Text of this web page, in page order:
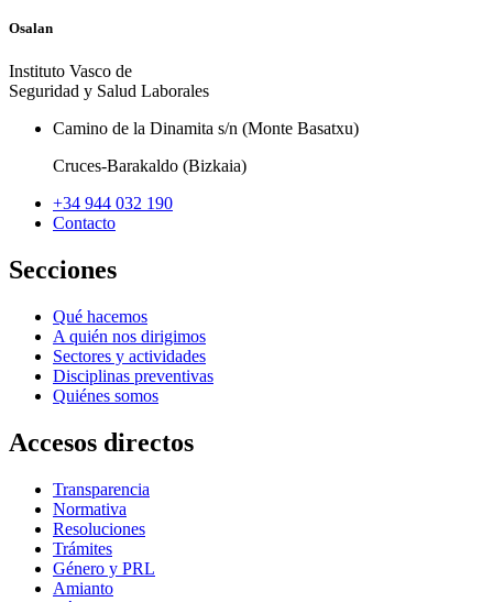
Osalan
Instituto Vasco de
Seguridad y Salud Laborales
Camino de la Dinamita s/n (Monte Basatxu)
Cruces-Barakaldo (Bizkaia)
+34 944 032 190
Contacto
Secciones
Qué hacemos
A quién nos dirigimos
Sectores y actividades
Disciplinas preventivas
Quiénes somos
Accesos directos
Transparencia
Normativa
Resoluciones
Trámites
Género y PRL
Amianto